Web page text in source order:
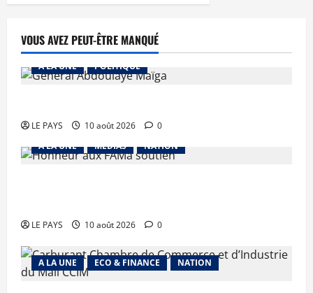
VOUS AVEZ PEUT-ÊTRE MANQUÉ
A LA UNE POLITIQUE
LE PAYS 10 août 2026
0
A LA UNE
MEDIAS NATION
LE PAYS 10 août 2026 0
A LA UNE ECO & FINANCE NATION